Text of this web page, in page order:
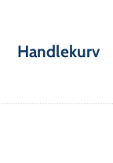
Handlekurv